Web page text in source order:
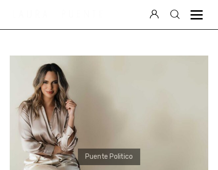
Laura Puente
Puente Político
Videocolumna
Podcast
Especiales